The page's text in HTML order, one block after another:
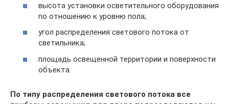
высота установки осветительного оборудования
по отношению к уровню пола;
угол распределения светового потока от
светильника;
площадь освещенной территории и поверхности
объекта.
По типу распределения светового потока все